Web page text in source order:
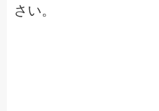
さい。